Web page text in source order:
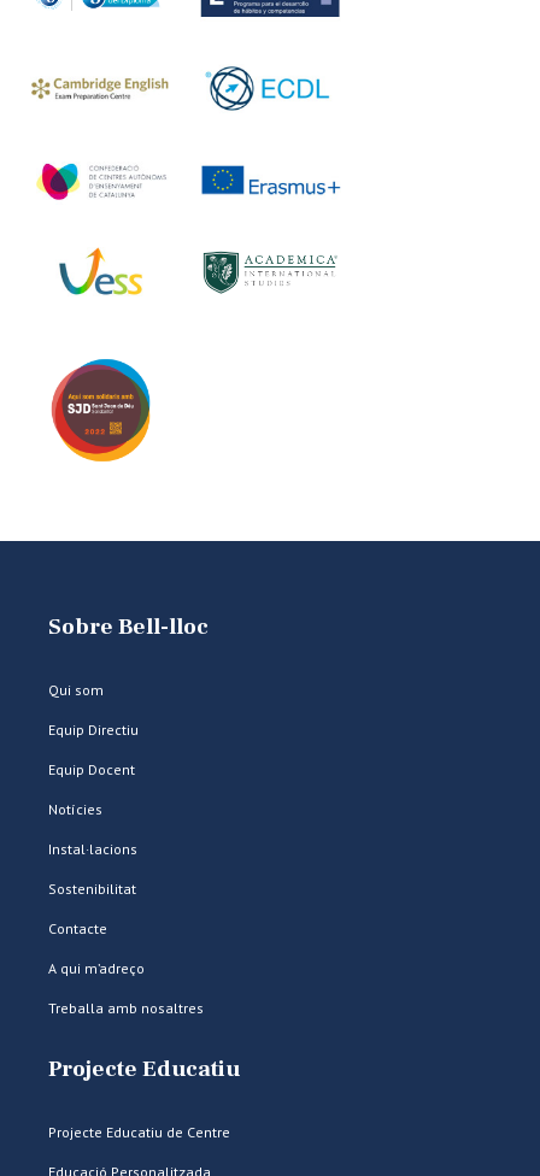
Sobre Bell-lloc
Qui som
Equip Directiu
Equip Docent
Notícies
Instal·lacions
Sostenibilitat
Contacte
A qui m’adreço
Treballa amb nosaltres
Projecte Educatiu
Projecte Educatiu de Centre
Educació Personalitzada